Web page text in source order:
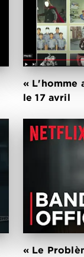
« L'homme
le 17 avril
« Le